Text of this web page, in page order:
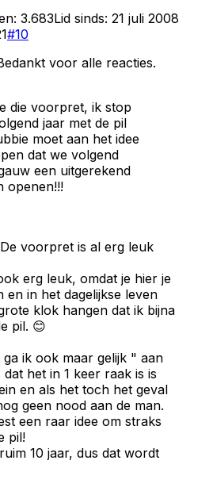
3.683Lid sinds: 21 juli 2008
#10
voor alle reacties.
die voorpret, ik stop
jaar met de pil
moet aan het idee
dat we volgend
een uitgerekend
openen!!!
voorpret is al erg leuk
erg leuk, omdat je hier je
en in het dagelijkse leven
klok hangen dat ik bijna
pil. 😊
ik ook maar gelijk " aan
het in 1 keer raak is is
en als het toch het geval
geen nood aan de man.
een raar idee om straks
pil!
10 jaar, dus dat wordt